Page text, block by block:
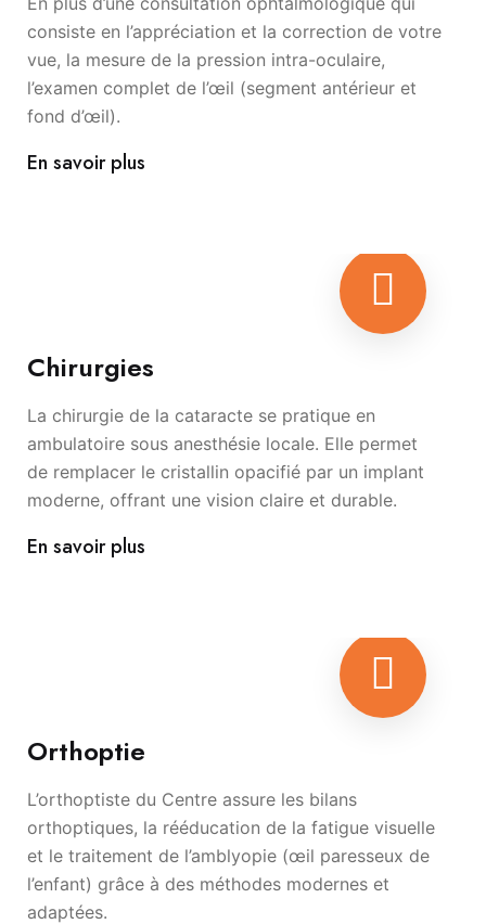
consiste en l’appréciation et la correction de votre
vue, la mesure de la pression intra-oculaire,
l’examen complet de l’œil (segment antérieur et
fond d’œil).
En savoir plus
Chirurgies
La chirurgie de la cataracte se pratique en
ambulatoire sous anesthésie locale. Elle permet
de remplacer le cristallin opacifié par un implant
moderne, offrant une vision claire et durable.
En savoir plus
Orthoptie
L’orthoptiste du Centre assure les bilans
orthoptiques, la rééducation de la fatigue visuelle
et le traitement de l’amblyopie (œil paresseux de
l’enfant) grâce à des méthodes modernes et
adaptées.